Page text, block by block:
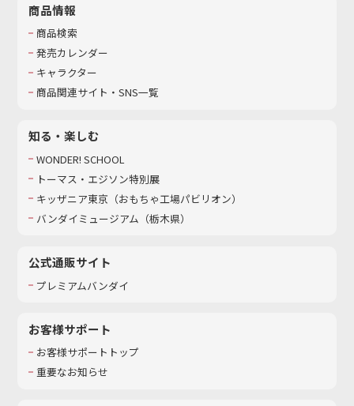
商品情報
商品検索
発売カレンダー
キャラクター
商品関連サイト・SNS一覧
知る・楽しむ
WONDER! SCHOOL
トーマス・エジソン特別展
キッザニア東京（おもちゃ工場パビリオン）​
バンダイミュージアム（栃木県）
公式通販サイト
プレミアムバンダイ
お客様サポート
お客様サポートトップ
重要なお知らせ